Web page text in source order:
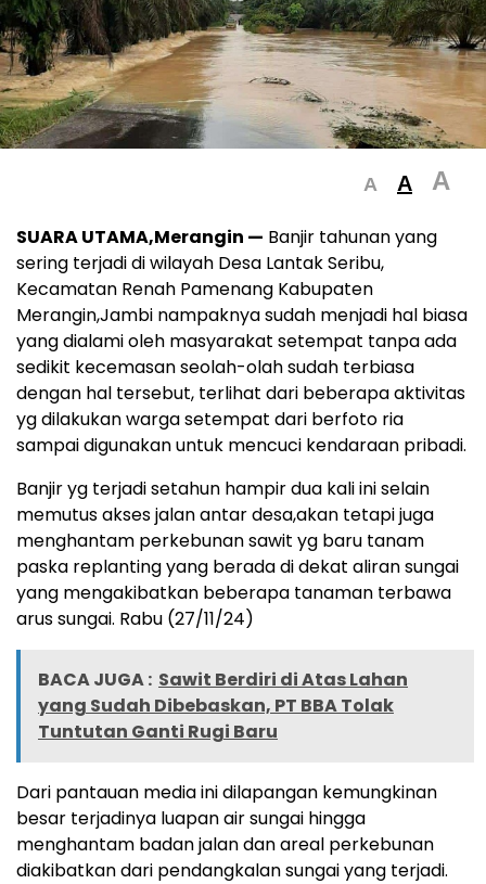
A A A
SUARA UTAMA,Merangin — Banjir tahunan yang
sering terjadi di wilayah Desa Lantak Seribu,
Kecamatan Renah Pamenang Kabupaten
Merangin,Jambi nampaknya sudah menjadi hal biasa
yang dialami oleh masyarakat setempat tanpa ada
sedikit kecemasan seolah-olah sudah terbiasa
dengan hal tersebut, terlihat dari beberapa aktivitas
yg dilakukan warga setempat dari berfoto ria
sampai digunakan untuk mencuci kendaraan pribadi.
Banjir yg terjadi setahun hampir dua kali ini selain
memutus akses jalan antar desa,akan tetapi juga
menghantam perkebunan sawit yg baru tanam
paska replanting yang berada di dekat aliran sungai
yang mengakibatkan beberapa tanaman terbawa
arus sungai. Rabu (27/11/24)
BACA JUGA : Sawit Berdiri di Atas Lahan
yang Sudah Dibebaskan, PT BBA Tolak
Tuntutan Ganti Rugi Baru
Dari pantauan media ini dilapangan kemungkinan
besar terjadinya luapan air sungai hingga
menghantam badan jalan dan areal perkebunan
diakibatkan dari pendangkalan sungai yang terjadi.